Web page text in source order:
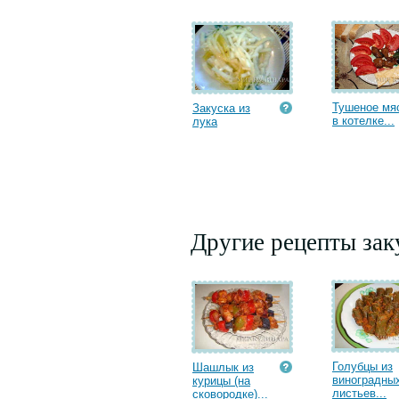
Закуска из
лука
Тушеное
в котелке...
Другие рецепты
Шашлык из
курицы (на
сковородке)...
Голубцы из
листьев...